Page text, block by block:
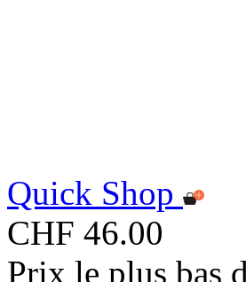
Quick Shop
CHF 46.00
Prix le plus bas